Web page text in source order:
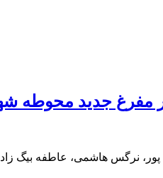
مفرغ جدید محوطه
نرگس هاشمی، عاطفه بیگ